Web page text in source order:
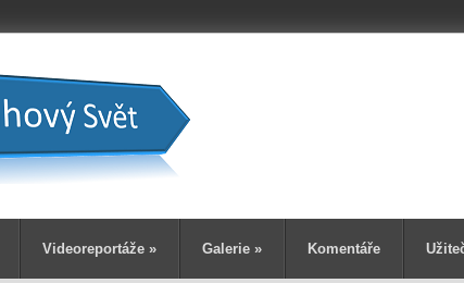
Videoreportáže » Galerie » Komentáře